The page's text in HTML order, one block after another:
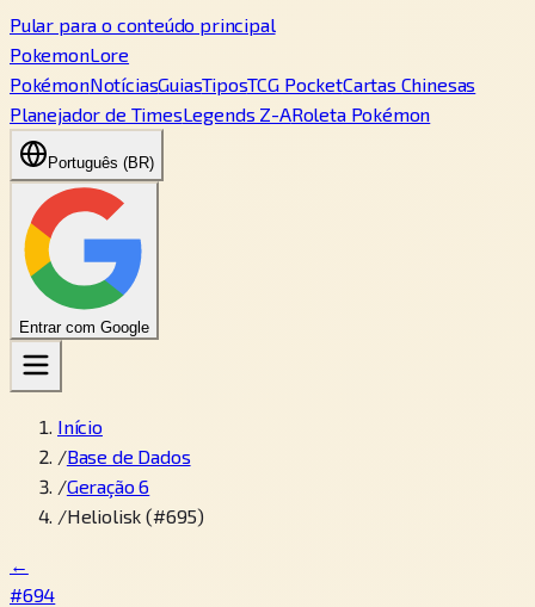
Pular para o conteúdo principal
PokemonLore
PokémonNotíciasGuiasTiposTCG PocketCartas Chinesas
Planejador de TimesLegends Z-ARoleta Pokémon
Português (BR)
Entrar com Google
Início
/Base de Dados
/Geração 6
/Heliolisk (#695)
←
#694